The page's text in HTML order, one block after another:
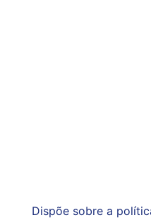
Dispõe sobre a